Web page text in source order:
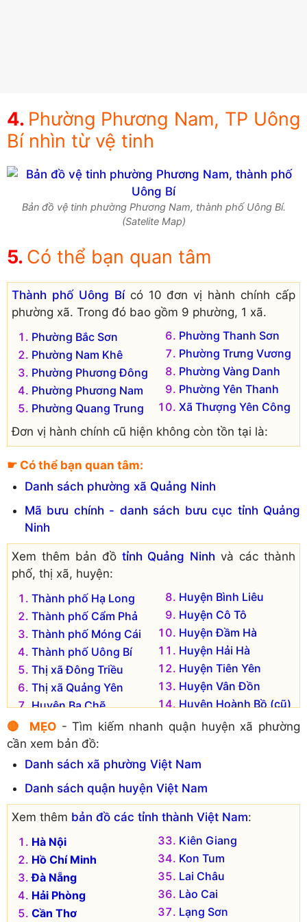
Phường Phương Nam, TP Uông
Bí nhìn từ vệ tinh
Bản đồ vệ tinh phường Phương Nam, thành phố Uông Bí.
(Satelite Map)
Có thể bạn quan tâm
Thành phố Uông Bícó 10 đơn vị hành chính cấp
phường xã. Trong đó bao gồm 9 phường, 1 xã.
Phường Bắc Sơn
Phường Nam Khê
Phường Phương Đông
Phường Phương Nam
Phường Quang Trung
Phường Thanh Sơn
Phường Trưng Vương
Phường Vàng Danh
Phường Yên Thanh
Xã Thượng Yên Công
Đơn vị hành chính cũ hiện không còn tồn tại là:
Xã Điền Công
☛ Có thể bạn quan tâm:
Danh sách phường xã Quảng Ninh
Mã bưu chính - danh sách bưu cục tỉnh Quảng
Ninh
Xem thêm bản đồ tỉnh Quảng Ninh và các thành
phố, thị xã, huyện:
Thành phố Hạ Long
Thành phố Cẩm Phả
Thành phố Móng Cái
Thành phố Uông Bí
Thị xã Đông Triều
Thị xã Quảng Yên
Huyện Ba Chẽ
Huyện Bình Liêu
Huyện Cô Tô
Huyện Đầm Hà
Huyện Hải Hà
Huyện Tiên Yên
Huyện Vân Đồn
Huyện Hoành Bồ (cũ)
🔴 MẸO- Tìm kiếm nhanh quận huyện xã phường
cần xem bản đồ:
Danh sách xã phường Việt Nam
Danh sách quận huyện Việt Nam
Xem thêm bản đồ các tỉnh thành Việt Nam:
Hà Nội
Hồ Chí Minh
Đà Nẵng
Hải Phòng
Cần Thơ
Kiên Giang
Kon Tum
Lai Châu
Lào Cai
Lạng Sơn